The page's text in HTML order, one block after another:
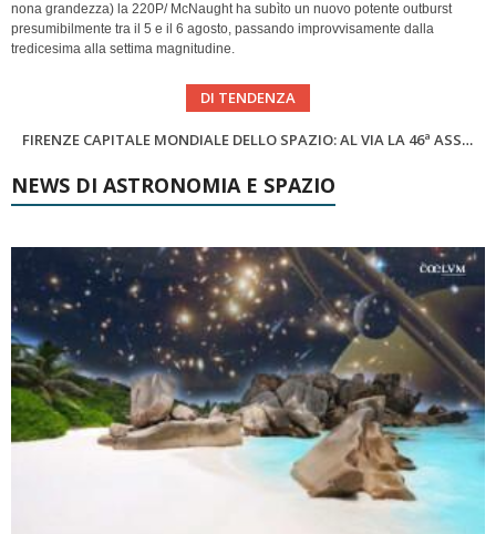
nona grandezza) la 220P/ McNaught ha subìto un nuovo potente outburst
presumibilmente tra il 5 e il 6 agosto, passando improvvisamente dalla
tredicesima alla settima magnitudine.
DI TENDENZA
Cielo del Mese di Agosto 2026
SUPERNOVAE aggiornamenti del mese – Agosto 2026
NEWS DI ASTRONOMIA E SPAZIO